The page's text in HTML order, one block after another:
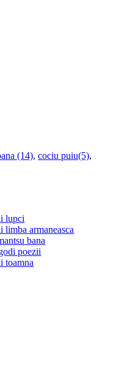
(14), cociu puiu(5),
lupci
limba armaneasca
bana
poezii
toamna